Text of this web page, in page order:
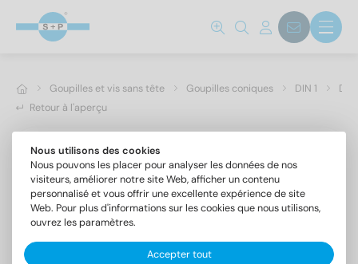
Goupilles et vis sans tête Goupilles coniques DIN 1
Retour à l'aperçu
Nous utilisons des cookies
Nous pouvons les placer pour analyser les données de nos
visiteurs, améliorer notre site Web, afficher un contenu
personnalisé et vous offrir une excellente expérience de site
Web. Pour plus d'informations sur les cookies que nous utilisons,
ouvrez les paramètres.
Accepter tout